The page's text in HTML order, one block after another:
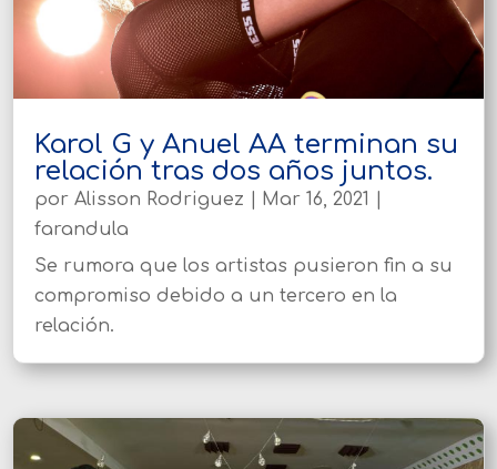
Karol G y Anuel AA terminan su
relación tras dos años juntos.
porAlisson Rodriguez Mar 16, 2021
farandula
Se rumora que los artistas pusieron fin a su
compromiso debido a un tercero en la
relación.